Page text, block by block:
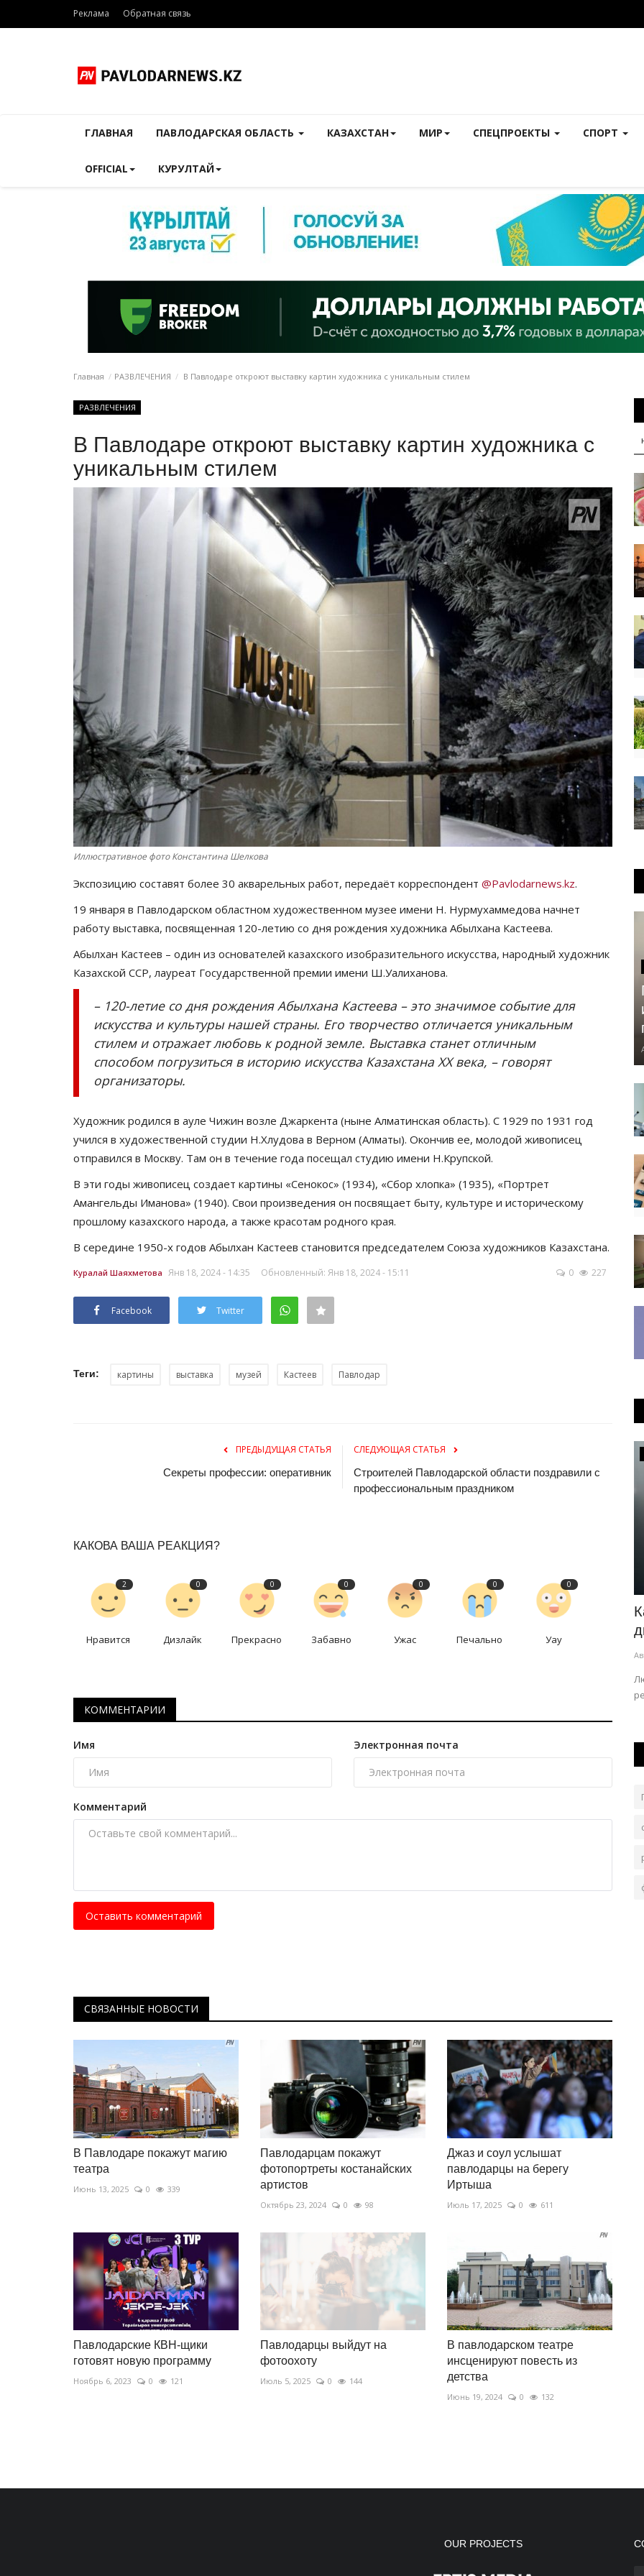
Реклама Обратная связь
ГЛАВНАЯ ПАВЛОДАРСКАЯ ОБЛАСТЬ КАЗАХСТАН МИР СПЕЦПРОЕКТЫ СПОРТ
OFFICIAL КУРУЛТАЙ
Главная РАЗВЛЕЧЕНИЯ В Павлодаре откроют выставку картин художника с уникальным стилем
РАЗВЛЕЧЕНИЯ
В Павлодаре откроют выставку картин художника с
уникальным стилем
Иллюстративное фото Константина Шелкова
Экспозицию составят более 30 акварельных работ, передаёт корреспондент @Pavlodarnews.kz.
19 января в Павлодарском областном художественном музее имени Н. Нурмухаммедова начнет
работу выставка, посвященная 120-летию со дня рождения художника Абылхана Кастеева.
Абылхан Кастеев – один из основателей казахского изобразительного искусства, народный художник
Казахской ССР, лауреат Государственной премии имени Ш.Уалиханова.
– 120-летие со дня рождения Абылхана Кастеева – это значимое событие для
искусства и культуры нашей страны. Его творчество отличается уникальным
стилем и отражает любовь к родной земле. Выставка станет отличным
способом погрузиться в историю искусства Казахстана XX века, – говорят
организаторы.
Художник родился в ауле Чижин возле Джаркента (ныне Алматинская область). С 1929 по 1931 год
учился в художественной студии Н.Хлудова в Верном (Алматы). Окончив ее, молодой живописец
отправился в Москву. Там он в течение года посещал студию имени Н.Крупской.
В эти годы живописец создает картины «Сенокос» (1934), «Сбор хлопка» (1935), «Портрет
Амангельды Иманова» (1940). Свои произведения он посвящает быту, культуре и историческому
прошлому казахского народа, а также красотам родного края.
В середине 1950-х годов Абылхан Кастеев становится председателем Союза художников Казахстана.
Куралай Шаяхметова Янв 18, 2024 - 14:35 Обновленный: Янв 18, 2024 - 15:11 0 227
Facebook Twitter
Теги: картины выставка музей Кастеев Павлодар
ПРЕДЫДУЩАЯ СТАТЬЯ
Секреты профессии: оперативник
СЛЕДУЮЩАЯ СТАТЬЯ
Строителей Павлодарской области поздравили с
профессиональным праздником
КАКОВА ВАША РЕАКЦИЯ?
2
Нравится
0
Дизлайк
0
Прекрасно
0
Забавно
0
Ужас
0
Печально
0
Уау
КОММЕНТАРИИ
Имя Электронная почта
Комментарий
Оставить комментарий
СВЯЗАННЫЕ НОВОСТИ
В Павлодаре покажут магию
театра
Июнь 13, 2025 0 339
Павлодарцам покажут
фотопортреты костанайских
артистов
Октябрь 23, 2024 0 98
Джаз и соул услышат
павлодарцы на берегу
Иртыша
Июль 17, 2025 0 611
Павлодарские КВН-щики
готовят новую программу
Ноябрь 6, 2023 0 121
Павлодарцы выйдут на
фотоохоту
Июль 5, 2025 0 144
В павлодарском театре
инсценируют повесть из
детства
Июнь 19, 2024 0 132
Домбра с раковиной моллюска
народным мастером Камаром Касымовым.
Образование
В Павлодарской области обсудили
OUR PROJECTS